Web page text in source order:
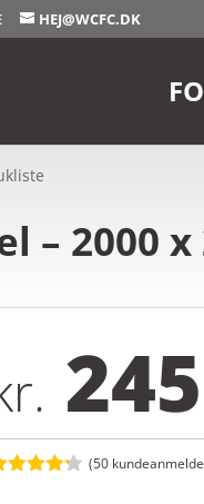
HEJ@WCFC.DK
– 2000 x
(50